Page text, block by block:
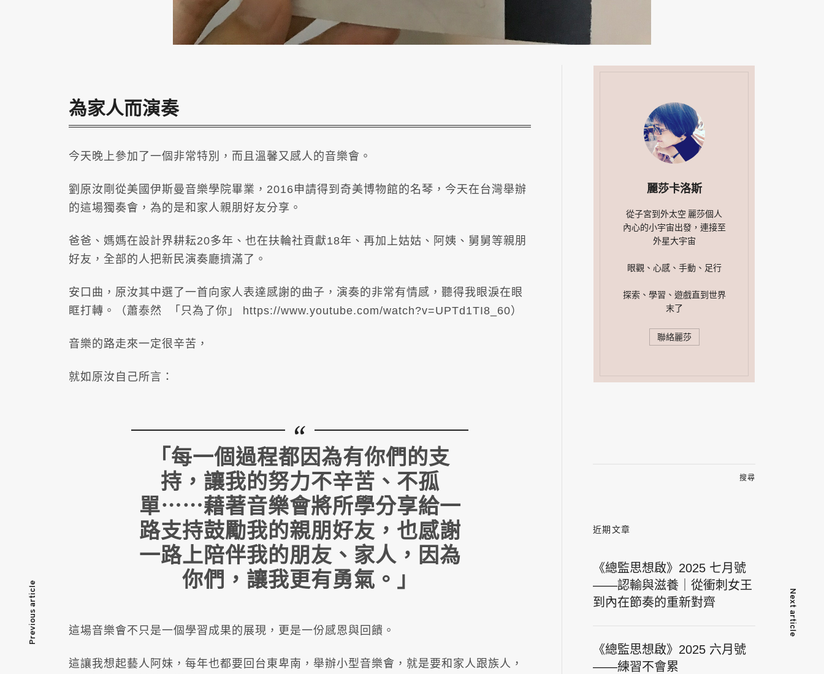
為家人而演奏
今天晚上參加了一個非常特別，而且溫馨又感人的音樂會。
劉原汝剛從美國伊斯曼音樂學院畢業，2016申請得到奇美博物館的名琴，今天在台灣舉辦
的這場獨奏會，為的是和家人親朋好友分享。
爸爸、媽媽在設計界耕耘20多年、也在扶輪社貢獻18年、再加上姑姑、阿姨、舅舅等親朋
好友，全部的人把新民演奏廳擠滿了。
安口曲，原汝其中選了一首向家人表達感謝的曲子，演奏的非常有情感，聽得我眼淚在眼
眶打轉。（蕭泰然 「只為了你」 https://www.youtube.com/watch?v=UPTd1TI8_60）
音樂的路走來一定很辛苦，
就如原汝自己所言：
「每一個過程都因為有你們的支
持，讓我的努力不辛苦、不孤
單⋯⋯藉著音樂會將所學分享給一
路支持鼓勵我的親朋好友，也感謝
一路上陪伴我的朋友、家人，因為
你們，讓我更有勇氣。」
這場音樂會不只是一個學習成果的展現，更是一份感恩與回饋。
這讓我想起藝人阿妹，每年也都要回台東卑南，舉辦小型音樂會，就是要和家人跟族人，
Previous article Next article
麗莎卡洛斯
從子宮到外太空 麗莎個人
內心的小宇宙出發，連接至
外星大宇宙
眼觀、心感、手動、足行
探索、學習、遊戲直到世界
末了
聯絡麗莎
近期文章
《總監思想啟》2025 七月號
——認輸與滋養｜從衝刺女王
到內在節奏的重新對齊
《總監思想啟》2025 六月號
——練習不會累